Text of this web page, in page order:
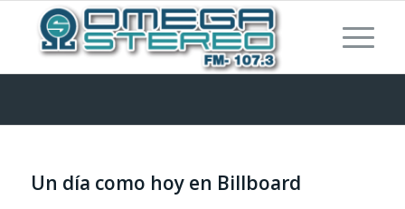
Un día como hoy en Billboard